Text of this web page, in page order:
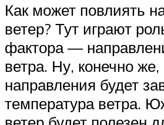
Как может повлиять
ветер? Тут играют
фактора —
ветра. Ну, конечно же,
направления будет
температура ветра.